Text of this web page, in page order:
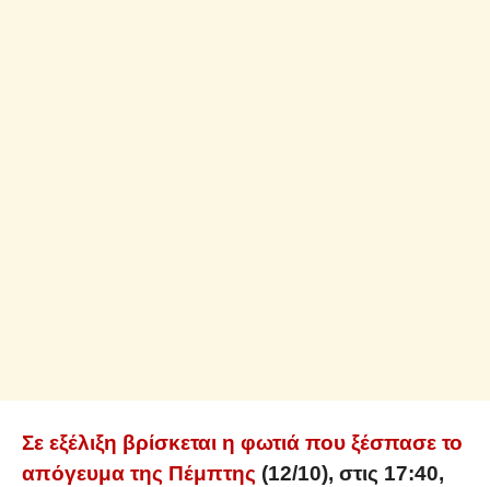
Σε εξέλιξη βρίσκεται η φωτιά που ξέσπασε το
απόγευμα της Πέμπτης (12/10), στις 17:40,